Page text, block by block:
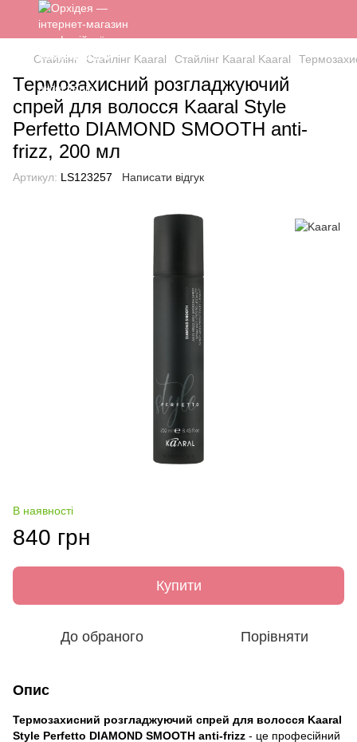
Стайлінг Стайлінг Kaaral Стайлінг Kaaral Kaaral
Термозахисний розгладжуючий
спрей для волосся Kaaral Style
Perfetto DIAMOND SMOOTH anti-
frizz, 200 мл
Артикул: LS123257 Написати відгук
В наявності
840 грн
Купити
До обраного Порівняти
Опис
Термозахисний розгладжуючий спрей для волосся Kaaral
Style Perfetto DIAMOND SMOOTH anti-frizz - це професійний